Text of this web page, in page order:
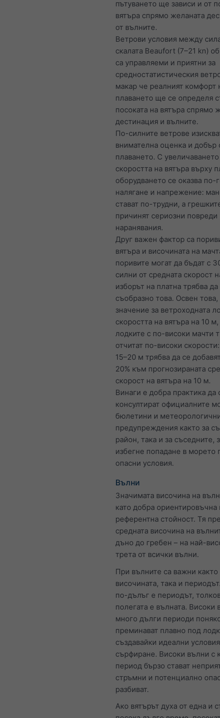
пътуването ще зависи и от
вятъра спрямо желаната
от вълните.
Ветрови условия между
скалата Beaufort (7–21 kn)
са управляеми и приятни за
средностатистическия
макар че реалният комфорт
плаването ще се определя
посоката на вятъра спрямо
дестинация и вълните.
По-силните ветрове
внимателна оценка и добър
плаването. С
скоростта на вятъра върху
оборудването се оказва по-
налягане и напрежение:
стават по-трудни, а
причинят сериозни
наранявания.
Друг важен фактор са
вятъра и височината на
поривите могат да бъдат с
силни от средната скорост
изборът на платна трябва
съобразно това. Освен това,
значение за ветроходната
скоростта на вятъра на 10
лодките с по-високи мачти
отчитат по-високи
15–20 м трябва да се
20% към прогнозираната
скорост на вятъра на 10 м.
Винаги е добра практика да
консултират официалните
бюлетини и
предупреждения както за
район, така и за съседните,
избегне попадане в морето
опасни условия.
Вълни
Значимата височина на
като добра ориентировъчна
референтна стойност. Тя
средната височина на
дъно до гребен – на най-
трета от всички вълни.
При вълните са важни както
височината, така и
по-дълъг е периодът,
полегата е вълната. Високи
много дълги периоди
преминават плавно под
създавайки идеални
сърфиране. Високи вълни с
период бързо стават
стръмни и потенциално
разбиват.
Ако вятърът духа от една и